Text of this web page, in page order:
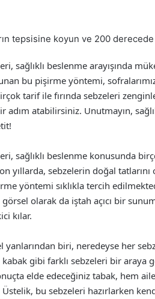
tepsisine koyun ve 200
sağlıklı beslenme arayışında
bu pişirme yöntemi,
tarif ile fırında sebzeleri
adım atabilirsiniz. Unutmayın,
sağlıklı beslenme konusunda
yıllarda, sebzelerin doğal
yöntemi sıklıkla tercih
olarak da iştah açıcı bir
kılar.
biri, neredeyse her
gibi farklı sebzeleri bir araya
elde edeceğiniz tabak, hem
Üstelik, bu sebzeleri hazırlarken